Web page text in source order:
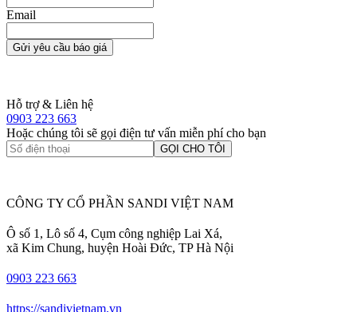
Email
Gửi yêu cầu báo giá
Hỗ trợ & Liên hệ
0903 223 663
Hoặc chúng tôi sẽ gọi điện tư vấn miễn phí cho bạn
GỌI CHO TÔI
CÔNG TY CỔ PHẦN SANDI VIỆT NAM
Ô số 1, Lô số 4, Cụm công nghiệp Lai Xá,
xã Kim Chung, huyện Hoài Đức, TP Hà Nội
0903 223 663
https://sandivietnam.vn